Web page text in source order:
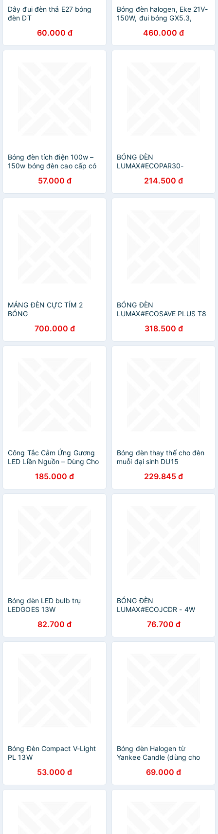
Dây đui đèn thả E27 bóng
đèn DT
60.000 đ
Bóng đèn halogen, Eke 21V-
150W, đui bóng GX5.3,
460.000 đ
Bóng đèn tích điện 100w –
150w bóng đèn cao cấp có
57.000 đ
BÓNG ĐÈN
LUMAX#ECOPAR30-
214.500 đ
MÁNG ĐÈN CỰC TÍM 2
BÓNG
700.000 đ
BÓNG ĐÈN
LUMAX#ECOSAVE PLUS T8
318.500 đ
Công Tắc Cảm Ứng Gương
LED Liền Nguồn – Dùng Cho
185.000 đ
Bóng đèn thay thế cho đèn
muỗi đại sinh DU15
229.845 đ
Bóng đèn LED bulb trụ
LEDGOES 13W
82.700 đ
BÓNG ĐÈN
LUMAX#ECOJCDR - 4W
76.700 đ
Bóng Đèn Compact V-Light
PL 13W
53.000 đ
Bóng đèn Halogen từ
Yankee Candle (dùng cho
69.000 đ